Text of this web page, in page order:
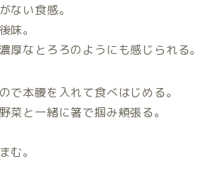
ない食感。
味。
厚なとろろのようにも感じられる。
で本腰を入れて食べはじめる。
菜と一緒に箸で掴み頬張る。
む。